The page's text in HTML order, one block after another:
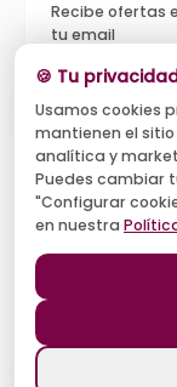
Recibe ofertas
tu email
Acepto recibir
email según la
cuando quiera.
🍪 Tu
Usamos cookies
mantienen el
analítica y
Puedes cambiar
"Configurar
en nuestra